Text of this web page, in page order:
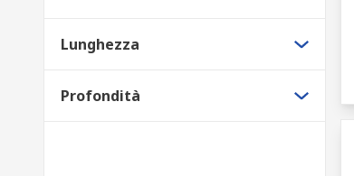
Lunghezza
Profondità